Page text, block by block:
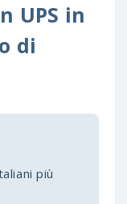
UPS in
di
più